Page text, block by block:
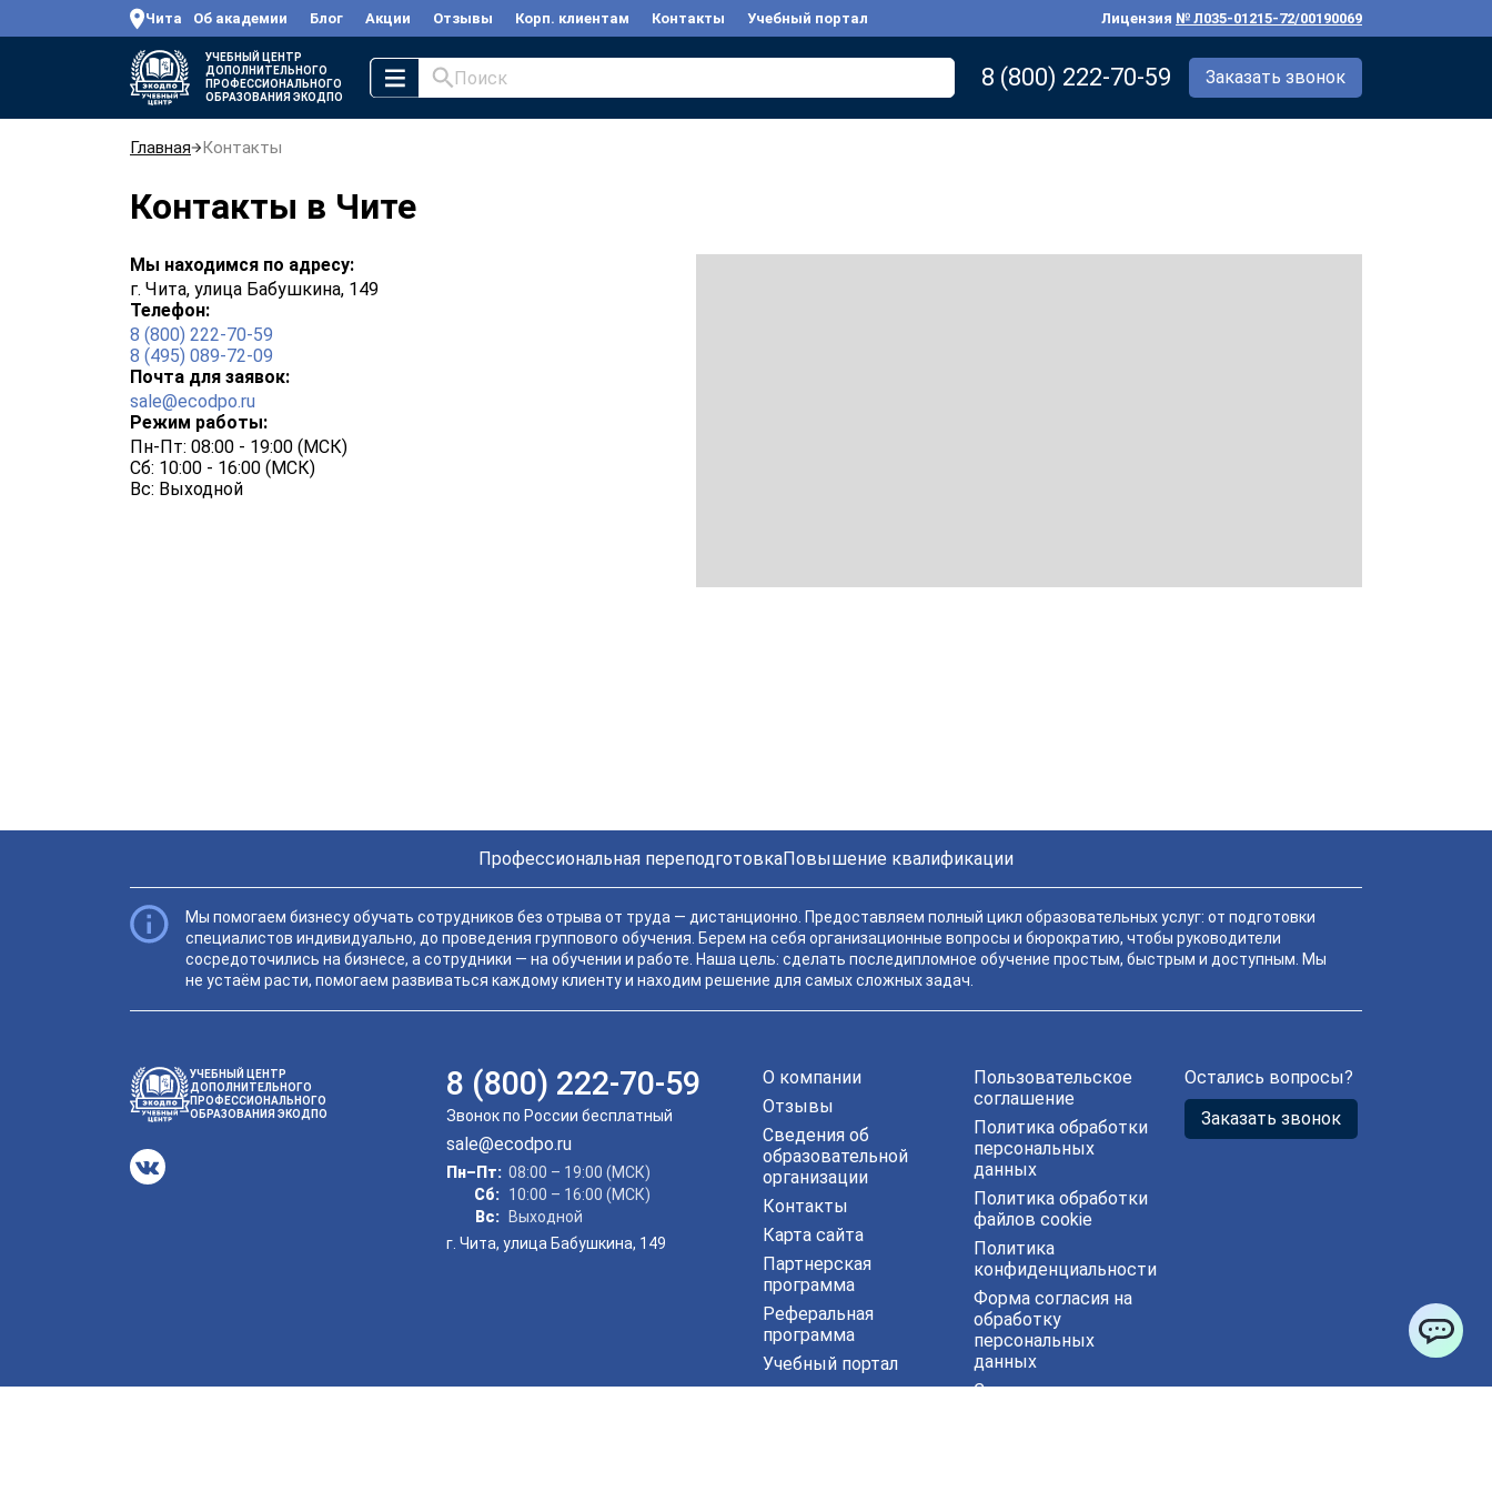
Чита Об академии Блог Акции Отзывы Корп. клиентам Контакты Учебный портал Лицензия № Л035-01215-72/00190069
УЧЕБНЫЙ ЦЕНТР
ДОПОЛНИТЕЛЬНОГО
ПРОФЕССИОНАЛЬНОГО
ОБРАЗОВАНИЯ ЭКОДПО
Поиск 8 (800) 222-70-59 Заказать звонок
Главная Контакты
Контакты в Чите
Мы находимся по адресу:
г. Чита, улица Бабушкина, 149
Телефон:
8 (800) 222-70-59
8 (495) 089-72-09
Почта для заявок:
sale@ecodpo.ru
Режим работы:
Пн-Пт: 08:00 - 19:00 (МСК)
Сб: 10:00 - 16:00 (МСК)
Вс: Выходной
Профессиональная переподготовкаПовышение квалификации
Мы помогаем бизнесу обучать сотрудников без отрыва от труда — дистанционно. Предоставляем полный цикл образовательных услуг: от подготовки
специалистов индивидуально, до проведения группового обучения. Берем на себя организационные вопросы и бюрократию, чтобы руководители
сосредоточились на бизнесе, а сотрудники — на обучении и работе. Наша цель: сделать последипломное обучение простым, быстрым и доступным. Мы
не устаём расти, помогаем развиваться каждому клиенту и находим решение для самых сложных задач.
УЧЕБНЫЙ ЦЕНТР
ДОПОЛНИТЕЛЬНОГО
ПРОФЕССИОНАЛЬНОГО
ОБРАЗОВАНИЯ ЭКОДПО
8 (800) 222-70-59
Звонок по России бесплатный
sale@ecodpo.ru
Пн–Пт: 08:00 – 19:00 (МСК)
Сб: 10:00 – 16:00 (МСК)
Вс: Выходной
г. Чита, улица Бабушкина, 149
О компании
Отзывы
Сведения об
образовательной
организации
Контакты
Карта сайта
Партнерская
программа
Реферальная
программа
Учебный портал
Пользовательское
соглашение
Политика обработки
персональных
данных
Политика обработки
файлов cookie
Политика
конфиденциальности
Форма согласия на
обработку
персональных
данных
Согласие на
Остались вопросы?
Заказать звонок
Telegram WhatsApp
Vkontakte EMail